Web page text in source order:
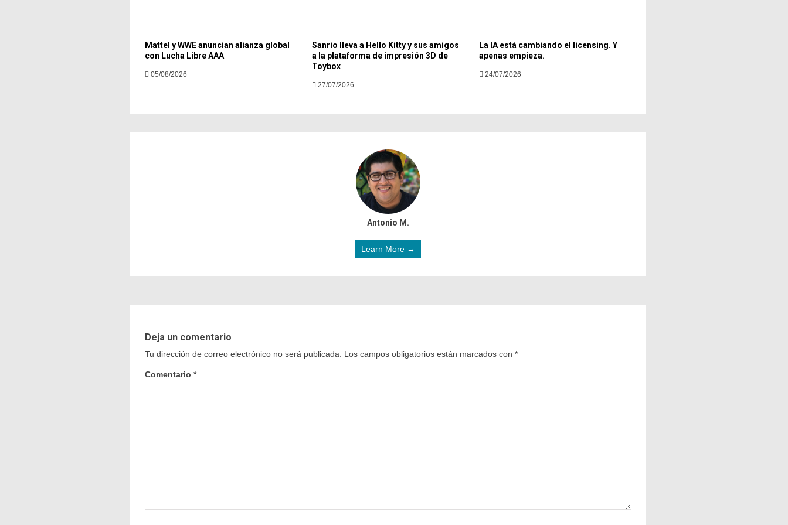
Mattel y WWE anuncian alianza global
con Lucha Libre AAA
05/08/2026
Sanrio lleva a Hello Kitty y sus amigos
a la plataforma de impresión 3D de
Toybox
27/07/2026
La IA está cambiando el licensing. Y
apenas empieza.
24/07/2026
Antonio M.
Learn More →
Deja un comentario
Tu dirección de correo electrónico no será publicada. Los campos obligatorios están marcados con *
Comentario *